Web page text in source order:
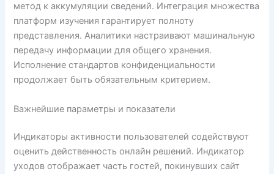
метод к аккумуляции сведений. Интеграция множества
платформ изучения гарантирует полноту
представления. Аналитики настраивают машинальную
передачу информации для общего хранения.
Исполнение стандартов конфиденциальности
продолжает быть обязательным критерием.
Важнейшие параметры и показатели
Индикаторы активности пользователей содействуют
оценить действенность онлайн решений. Индикатор
уходов отображает часть гостей, покинувших сайт